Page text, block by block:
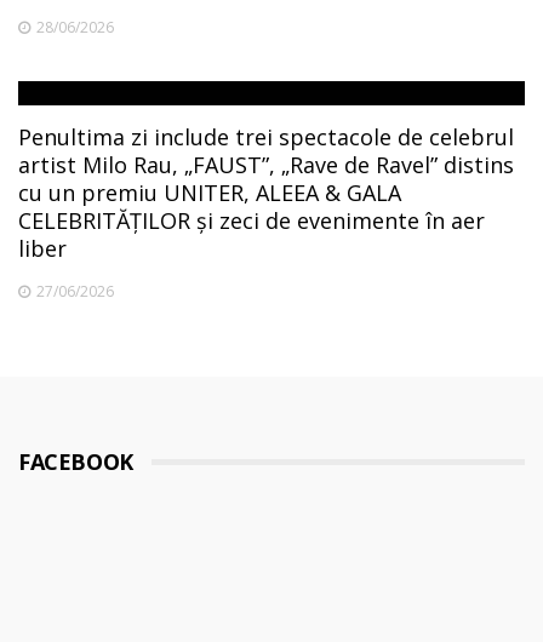
28/06/2026
Penultima zi include trei spectacole de celebrul
artist Milo Rau, „FAUST”, „Rave de Ravel” distins
cu un premiu UNITER, ALEEA & GALA
CELEBRITĂȚILOR și zeci de evenimente în aer
liber
27/06/2026
FACEBOOK